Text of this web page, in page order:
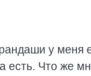
у меня
есть. Что же